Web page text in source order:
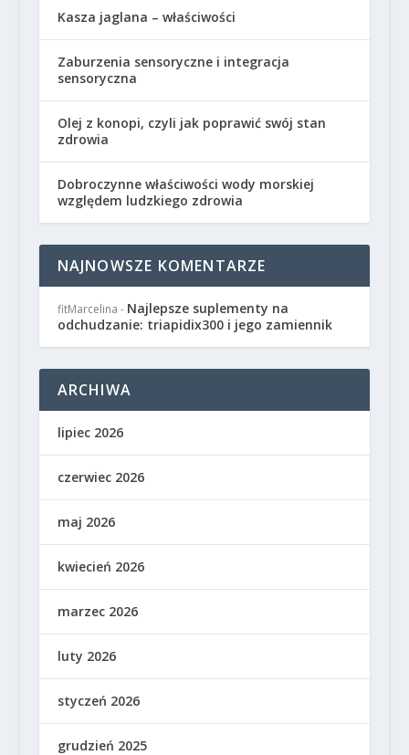
Kasza jaglana – właściwości
Zaburzenia sensoryczne i integracja
sensoryczna
Olej z konopi, czyli jak poprawić swój stan
zdrowia
Dobroczynne właściwości wody morskiej
względem ludzkiego zdrowia
NAJNOWSZE KOMENTARZE
fitMarcelina - Najlepsze suplementy na
odchudzanie: triapidix300 i jego zamiennik
ARCHIWA
lipiec 2026
czerwiec 2026
maj 2026
kwiecień 2026
marzec 2026
luty 2026
styczeń 2026
grudzień 2025